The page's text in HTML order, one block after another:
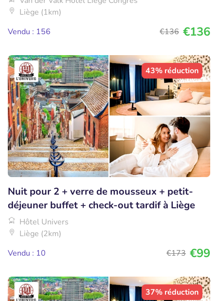
Liège (1km)
Vendu : 156
€136 €136
43% réduction
Nuit pour 2 + verre de mousseux + petit-
déjeuner buffet + check-out tardif à Liège
Hôtel Univers
Liège (2km)
Vendu : 10
€173 €99
37% réduction